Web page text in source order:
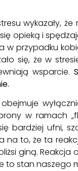
wykazały,
opieką i
przypadku
się, że w
wsparcie.
w ramach
bardziej ufni,
to, że ta
giną.
stan naszego